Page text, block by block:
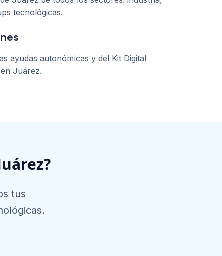
tecnológicas.
ayudas autonómicas y del Kit Digital
Juárez.
?
tus